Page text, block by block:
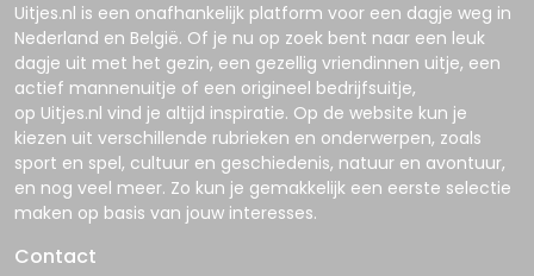
Uitjes.nl is een onafhankelijk platform voor een dagje weg in
Nederland en België. Of je nu op zoek bent naar een leuk
dagje uit met het gezin, een gezellig vriendinnen uitje, een
actief mannenuitje of een origineel bedrijfsuitje,
op Uitjes.nl vind je altijd inspiratie. Op de website kun je
kiezen uit verschillende rubrieken en onderwerpen, zoals
sport en spel, cultuur en geschiedenis, natuur en avontuur,
en nog veel meer. Zo kun je gemakkelijk een eerste selectie
maken op basis van jouw interesses.
Contact